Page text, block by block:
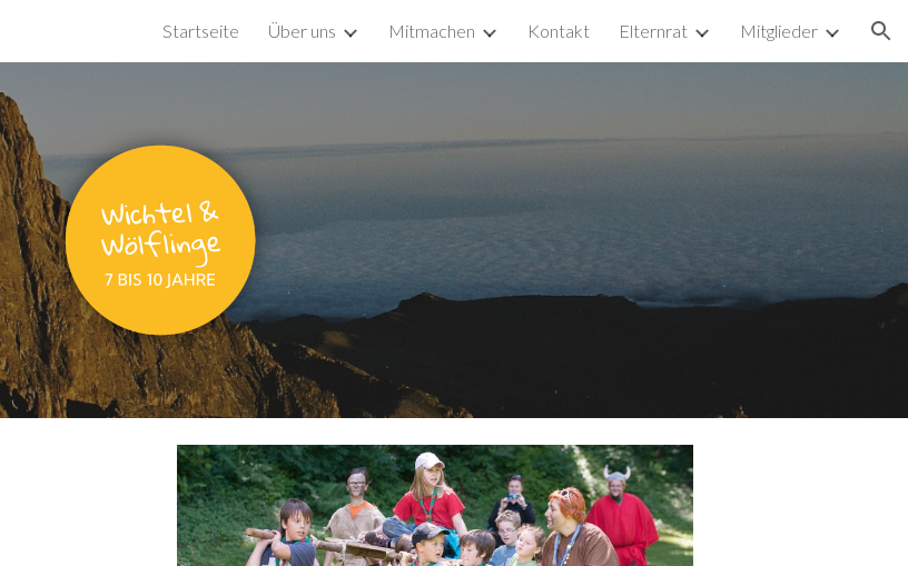
Skip to navigation
Startseite Über uns Mitmachen Kontakt Elternrat Mitglieder